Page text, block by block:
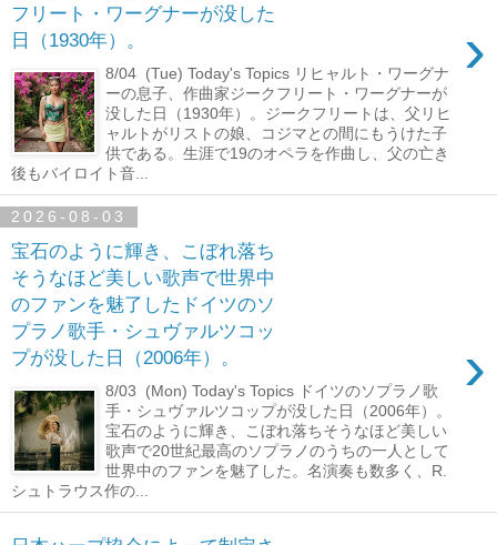
フリート・ワーグナーが没した
日（1930年）。
›
8/04 (Tue) Today's Topics リヒャルト・ワーグナ
ーの息子、作曲家ジークフリート・ワーグナーが
没した日（1930年）。ジークフリートは、父リヒ
ャルトがリストの娘、コジマとの間にもうけた子
供である。生涯で19のオペラを作曲し、父の亡き
後もバイロイト音...
2026-08-03
宝石のように輝き、こぼれ落ち
そうなほど美しい歌声で世界中
のファンを魅了したドイツのソ
プラノ歌手・シュヴァルツコッ
プが没した日（2006年）。
›
8/03 (Mon) Today's Topics ドイツのソプラノ歌
手・シュヴァルツコップが没した日（2006年）。
宝石のように輝き、こぼれ落ちそうなほど美しい
歌声で20世紀最高のソプラノのうちの一人として
世界中のファンを魅了した。名演奏も数多く、R.
シュトラウス作の...